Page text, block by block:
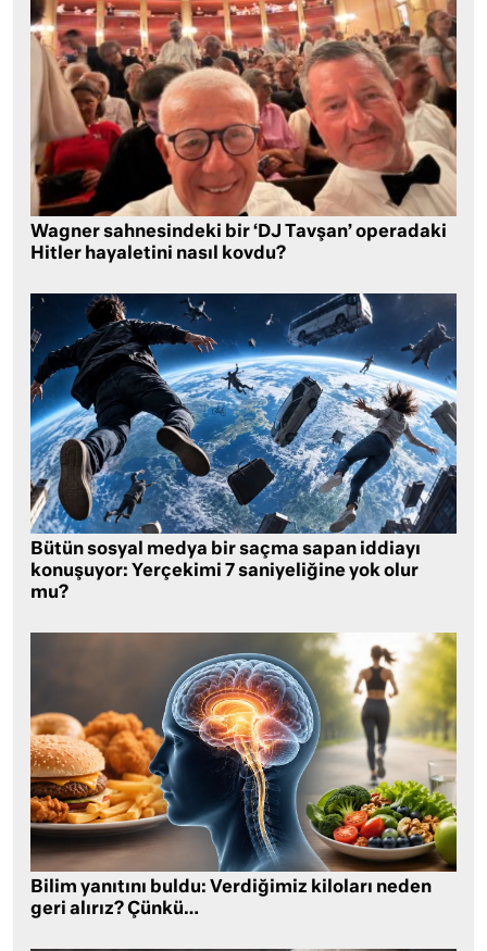
Wagner sahnesindeki bir ‘DJ Tavşan’ operadaki
Hitler hayaletini nasıl kovdu?
Bütün sosyal medya bir saçma sapan iddiayı
konuşuyor: Yerçekimi 7 saniyeliğine yok olur
mu?
Bilim yanıtını buldu: Verdiğimiz kiloları neden
geri alırız? Çünkü…